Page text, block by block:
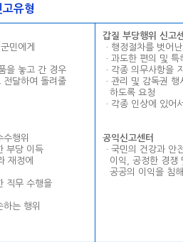
고유형
민에게
을 놓고 간 경우
전달하여 돌려줄
수행위
부당 이득
재정에
직무 수행을
하는 행위
갑질 부당행위 신고
ㆍ행정절차를 벗어
ㆍ과도한 편의 및 특
ㆍ각종 의무사항을
ㆍ관리 및 감독권 행
하도록 요청
ㆍ각종 인상에 있어
공익신고센터
ㆍ국민의 건강과 안
이익, 공정한 경쟁
공공의 이익을 침